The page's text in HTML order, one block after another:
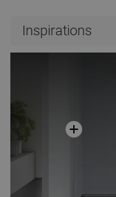
Inspirations